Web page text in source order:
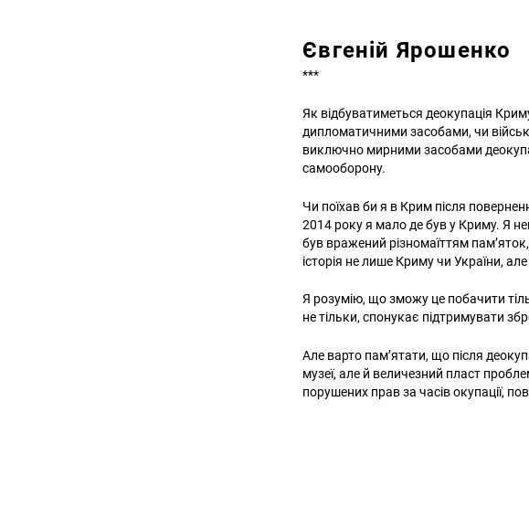
Євгеній Ярошенко
***
Як відбуватиметься деокупація
дипломатичними засобами, чи
виключно мирними засобами
самооборону.
Чи поїхав би я в Крим після
2014 року я мало де був у Криму. Я
був вражений різномаїттям
історія не лише Криму чи України, але
Я розумію, що зможу це побачити
не тільки, спонукає підтримувати
Але варто пам’ятати, що після
музеї, але й величезний пласт
порушених прав за часів окупації,